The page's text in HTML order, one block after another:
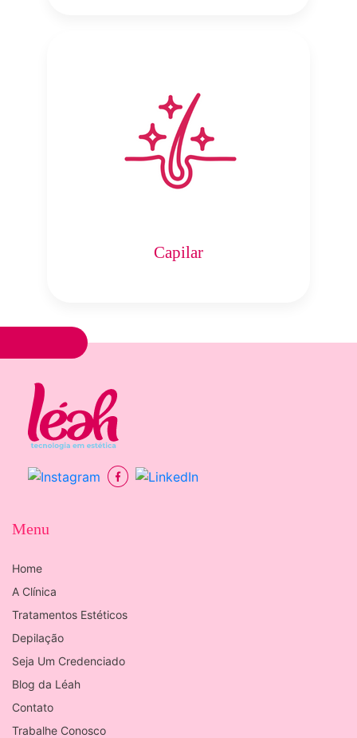
Capilar
Menu
Home
A Clínica
Tratamentos Estéticos
Depilação
Seja Um Credenciado
Blog da Léah
Contato
Trabalhe Conosco